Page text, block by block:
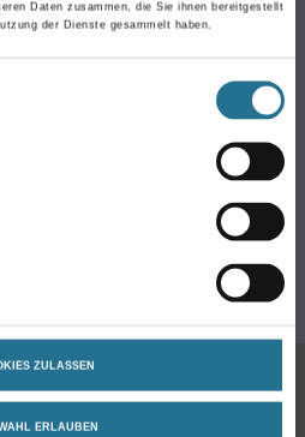
Daten zusammen, die Sie ihnen bereitgestellt
der Dienste gesammelt haben.
ZULASSEN
ERLAUBEN